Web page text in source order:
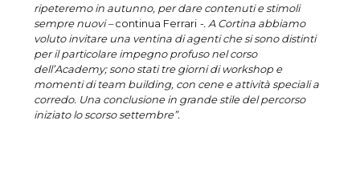
ripeteremo in autunno, per dare contenuti e stimoli
sempre nuovi –continua Ferrari -. A Cortina abbiamo
voluto invitare una ventina di agenti che si sono distinti
per il particolare impegno profuso nel corso
dell’Academy; sono stati tre giorni di workshop e
momenti di team building, con cene e attività speciali a
corredo. Una conclusione in grande stile del percorso
iniziato lo scorso settembre”.